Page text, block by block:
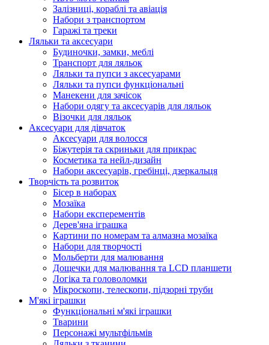
Залізниці, кораблі та авіація
Набори з транспортом
Гаражі та треки
Ляльки та аксесуари
Будиночки, замки, меблі
Транспорт для ляльок
Ляльки та пупси з аксесуарами
Ляльки та пупси функціональні
Манекени для зачісок
Набори одягу та аксесуарів для ляльок
Візочки для ляльок
Аксесуари для дівчаток
Аксесуари для волосся
Біжутерія та скриньки для прикрас
Косметика та нейл-дизайн
Набори аксесуарів, гребінці, дзеркальця
Творчість та розвиток
Бісер в наборах
Мозаїка
Набори експерементів
Дерев'яна іграшка
Картини по номерам та алмазна мозаїка
Набори для творчості
Мольберти для малювання
Дощечки для малювання та LCD планшети
Логіка та головоломки
Мікроскопи, телескопи, підзорні труби
М'які іграшки
Функціональні м'які іграшки
Тварини
Персонажі мультфільмів